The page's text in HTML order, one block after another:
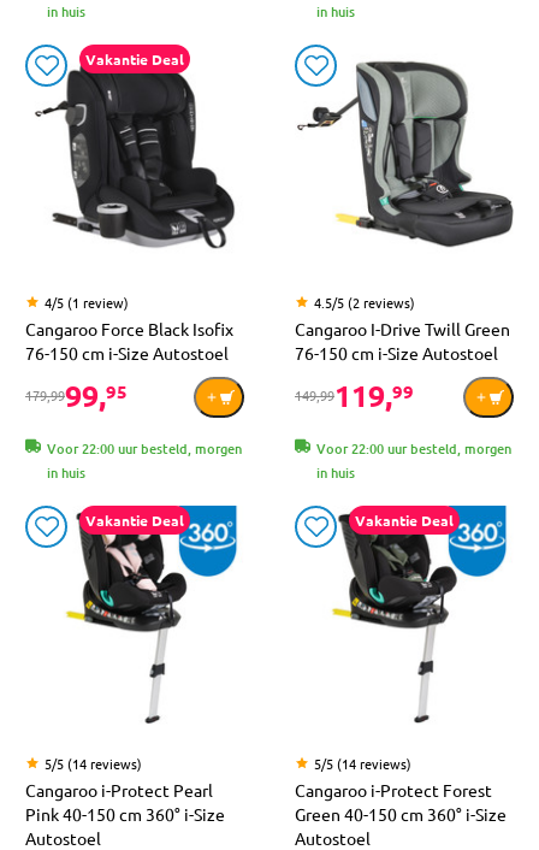
in huis in huis
Vakantie Deal
4/5 (1 review)
Cangaroo Force Black Isofix
76-150 cm i-Size Autostoel
179,9999,95
Voor 22:00 uur besteld, morgen
in huis
4.5/5 (2 reviews)
Cangaroo I-Drive Twill Green
76-150 cm i-Size Autostoel
149,99119,99
Voor 22:00 uur besteld, morgen
in huis
Vakantie Deal
5/5 (14 reviews)
Cangaroo i-Protect Pearl
Pink 40-150 cm 360° i-Size
Autostoel
Vakantie Deal
5/5 (14 reviews)
Cangaroo i-Protect Forest
Green 40-150 cm 360° i-Size
Autostoel